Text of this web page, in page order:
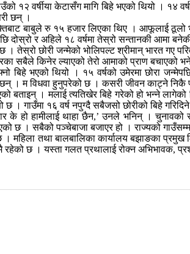
१२ वर्षीया केटासँग मागि बिहे भएको थियो ।
छन् ।
बाबुले रु १५ हजार लिएका थिए । आफूलाई ठूलो
दोस्रो र अहिले १८ वर्षमा तेस्रो सन्तानकी आमा
। तेस्रो छोरी जन्मेको भोलिपल्ट श्रीमान् भारत
सबैले किनेर ल्याएको तेरो आमाको प्राण बचाएको
बिहे भएको थियो । १५ वर्षको उमेरमा छोरा
। म विधवा हुनुपरेको छ । कसरी जीवन काट्ने निकै
बताइन् । मलाई त्यतिखेर बिहे गरेको हो भन्ने
। गाउँमा १६ वर्ष नपुग्दै सबैजसो छोरीको बिहे
हो हामीलाई थाहा छैन,’ उनले भनिन् । चुनावको
छ । सबैको पञ्चेबाजा बजाएर हो । राज्यको
। महिला तथा बालबालिका कार्यालय बझाङका
रहेको छ । यस्ता गलत प्रथालाई रोक्न अभिभावक,